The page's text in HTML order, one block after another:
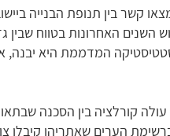
עולה קורלציה בין הסכנה